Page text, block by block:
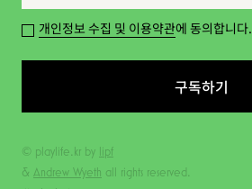
개인정보 수집 및 이용약관에 동의합니다.
구독하기
© playlife.kr by lipf
& Andrew Wyeth all rights reserved.